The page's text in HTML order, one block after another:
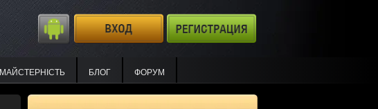
МАЙСТЕРНІСТЬ БЛОГ ФОРУМ